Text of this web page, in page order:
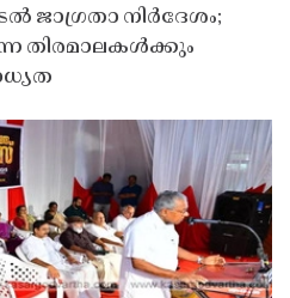
ജാഗ്രതാ നിർദേശം;
തിരമാലകൾക്കും